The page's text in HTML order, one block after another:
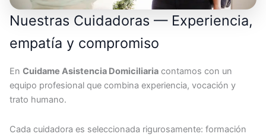
Nuestras Cuidadoras — Experiencia,
empatía y compromiso
En Cuidame Asistencia Domiciliaria contamos con un
equipo profesional que combina experiencia, vocación y
trato humano.
Cada cuidadora es seleccionada rigurosamente: formación